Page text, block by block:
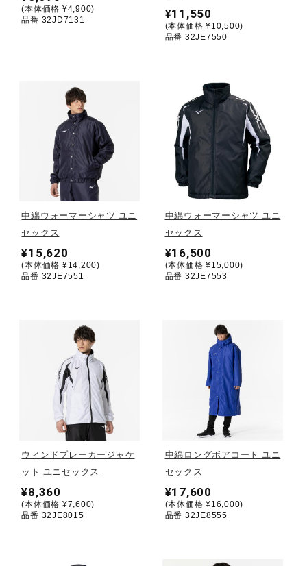
陸上競技
ソフトボール
柔道
ウィンタースポーツ
ワーキング
ライフスタイルグッズ
インナー
寝具／ミズノスリープ
アウトドア／レイン
(本体価格 ¥4,900)
品番 32JD7131
¥11,550
(本体価格 ¥10,500)
品番 32JE7550
中綿ウォーマーシャツ ユニ
セックス
¥15,620
(本体価格 ¥14,200)
品番 32JE7551
中綿ウォーマーシャツ ユニ
セックス
¥16,500
(本体価格 ¥15,000)
品番 32JE7553
ウィンドブレーカージャケ
ット ユニセックス
¥8,360
(本体価格 ¥7,600)
品番 32JE8015
中綿ロングボアコート ユニ
セックス
¥17,600
(本体価格 ¥16,000)
品番 32JE8555